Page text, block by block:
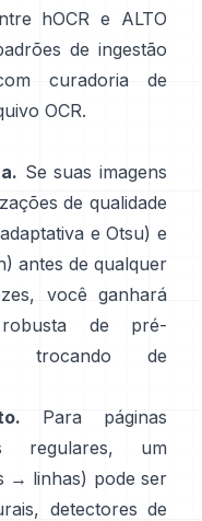
hOCR e ALTO
de ingestão
curadoria de
OCR.
Se suas imagens
de qualidade
adaptativa e Otsu) e
) antes de qualquer
você ganhará
de pré-
trocando de
Para páginas
regulares, um
→ linhas) pode ser
detectores de